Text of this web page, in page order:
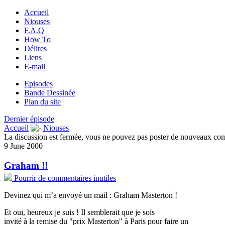
Accueil
Niouses
F.A.Q
How To
Délires
Liens
E-mail
Episodes
Bande Dessinée
Plan du site
Dernier épisode
Accueil
Niouses
La discussion est fermée, vous ne pouvez pas poster de nouveaux
9 June 2000
Graham !!
Pourrir de commentaires inutiles
Devinez qui m’a envoyé un mail : Graham Masterton !
Et oui, heureux je suis ! Il semblerait que je sois
invité à la remise du "prix Masterton" à Paris pour faire un